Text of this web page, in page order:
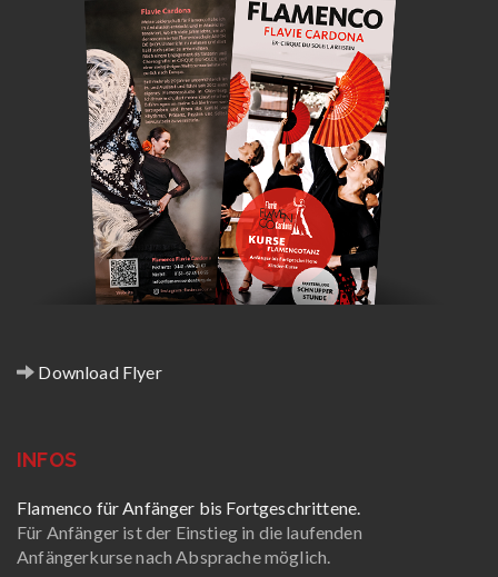
Download Flyer
INFOS
Flamenco für Anfänger bis Fortgeschrittene.
Für Anfänger ist der Einstieg in die laufenden
Anfängerkurse nach Absprache möglich.